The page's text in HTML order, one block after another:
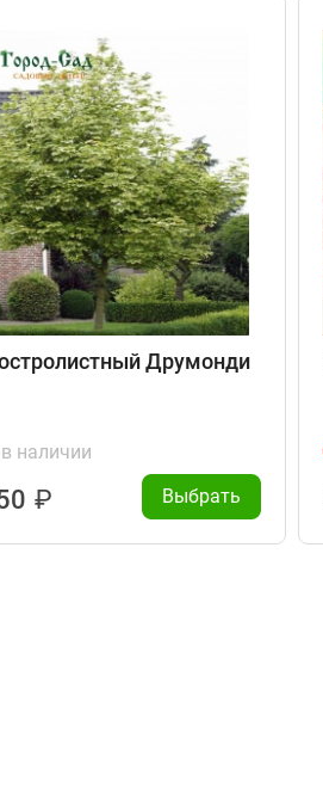
Друмонди
наличии
₽ Выбрать